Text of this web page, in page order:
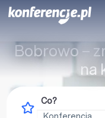
Bobrowo –
na
Co?